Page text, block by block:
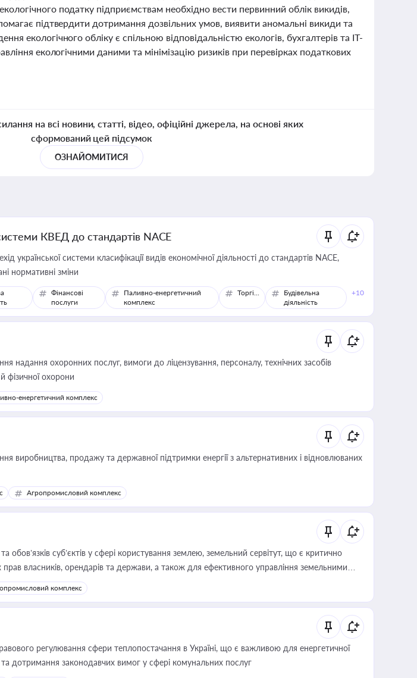
податку підприємствам необхідно вести первинний облік викидів,
підтвердити дотримання дозвільних умов, виявити аномальні викиди та
екологічного обліку є спільною відповідальністю екологів, бухгалтерів та ІТ-
екологічними даними та мінімізацію ризиків при перевірках податкових
на всі новини, статті, відео, офіційні джерела, на основі яких
сформований цей підсумок
ОЗНАЙОМИТИСЯ
КВЕД до стандартів NACE
української системи класифікації видів економічної діяльності до стандартів NACE,
нормативні зміни
Фінансові
послуги
Паливно-енергетичний
комплекс
Торгівля
Будівельна
діяльність
+10
надання охоронних послуг, вимоги до ліцензування, персоналу, технічних засобів
фізичної охорони
енергетичний комплекс
виробництва, продажу та державної підтримки енергії з альтернативних і відновлюваних
Агропромисловий комплекс
обов’язків суб’єктів у сфері користування землею, земельний сервітут, що є критично
власників, орендарів та держави, а також для ефективного управління земельними
комплекс
регулювання сфери теплопостачання в Україні, що є важливою для енергетичної
дотримання законодавчих вимог у сфері комунальних послуг